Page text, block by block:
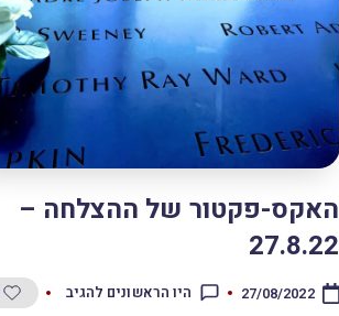
האקס-פקטור של ההצלחה –
27.8.22
27/08/2022 היו הראשונים להגיב